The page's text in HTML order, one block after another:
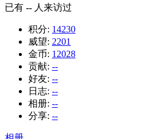
已有 -- 人来访过
积分: 14230
威望: 2201
金币: 12028
贡献: --
好友: --
日志: --
相册: --
分享: --